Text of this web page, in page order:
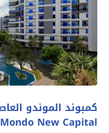
Mondo New Capital